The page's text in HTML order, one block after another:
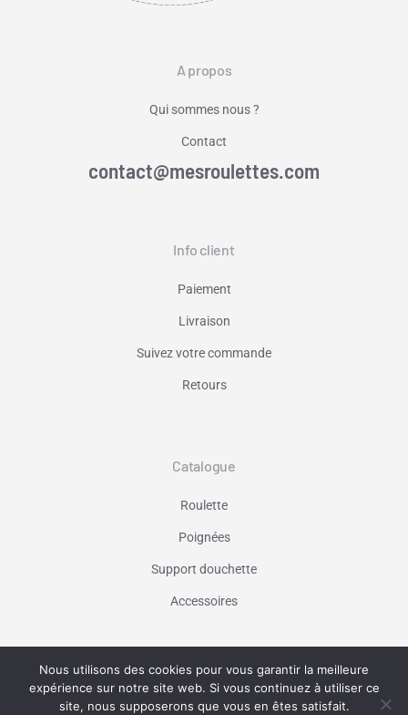
A propos
Qui sommes nous ?
Contact
contact@mesroulettes.com
Info client
Paiement
Livraison
Suivez votre commande
Retours
Catalogue
Roulette
Poignées
Support douchette
Accessoires
Vaniseo - votre agence web à Marseille -
En savoir plus
Nous utilisons des cookies pour vous garantir la meilleure
expérience sur notre site web. Si vous continuez à utiliser ce
site, nous supposerons que vous en êtes satisfait.